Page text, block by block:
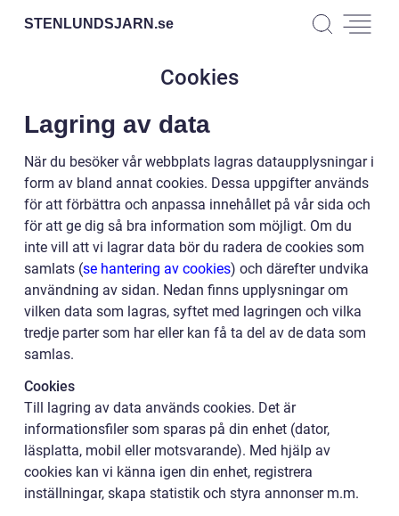
STENLUNDSJARN.se
Cookies
Lagring av data
När du besöker vår webbplats lagras dataupplysningar i
form av bland annat cookies. Dessa uppgifter används
för att förbättra och anpassa innehållet på vår sida och
för att ge dig så bra information som möjligt. Om du
inte vill att vi lagrar data bör du radera de cookies som
samlats (se hantering av cookies) och därefter undvika
användning av sidan. Nedan finns upplysningar om
vilken data som lagras, syftet med lagringen och vilka
tredje parter som har eller kan få ta del av de data som
samlas.
Cookies
Till lagring av data används cookies. Det är
informationsfiler som sparas på din enhet (dator,
läsplatta, mobil eller motsvarande). Med hjälp av
cookies kan vi känna igen din enhet, registrera
inställningar, skapa statistik och styra annonser m.m.